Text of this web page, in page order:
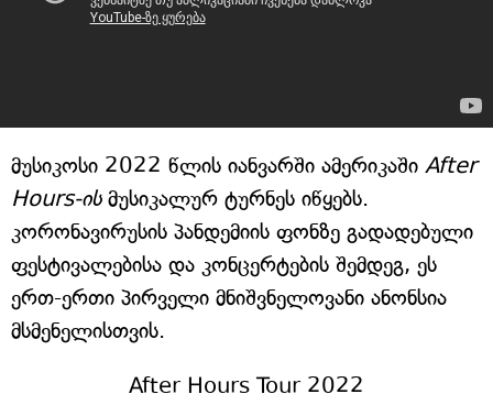
მუსიკოსი 2022 წლის იანვარში ამერიკაში After
Hours-ისმუსიკალურ ტურნეს იწყებს.
კორონავირუსის პანდემიის ფონზე გადადებული
ფესტივალებისა და კონცერტების შემდეგ, ეს
ერთ-ერთი პირველი მნიშვნელოვანი ანონსია
მსმენელისთვის.
After Hours Tour 2022